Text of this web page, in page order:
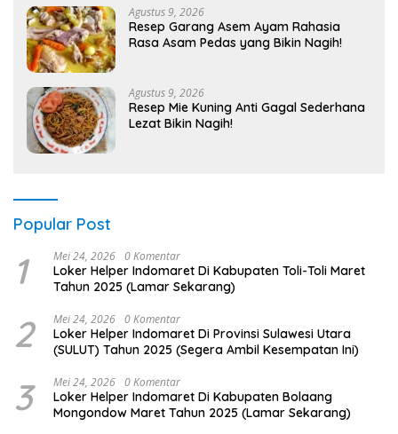
Agustus 9, 2026
Resep Garang Asem Ayam Rahasia
Rasa Asam Pedas yang Bikin Nagih!
Agustus 9, 2026
Resep Mie Kuning Anti Gagal Sederhana
Lezat Bikin Nagih!
Popular Post
1 Mei 24, 2026 0 Komentar
Loker Helper Indomaret Di Kabupaten Toli-Toli Maret
Tahun 2025 (Lamar Sekarang)
2 Mei 24, 2026 0 Komentar
Loker Helper Indomaret Di Provinsi Sulawesi Utara
(SULUT) Tahun 2025 (Segera Ambil Kesempatan Ini)
3 Mei 24, 2026 0 Komentar
Loker Helper Indomaret Di Kabupaten Bolaang
Mongondow Maret Tahun 2025 (Lamar Sekarang)